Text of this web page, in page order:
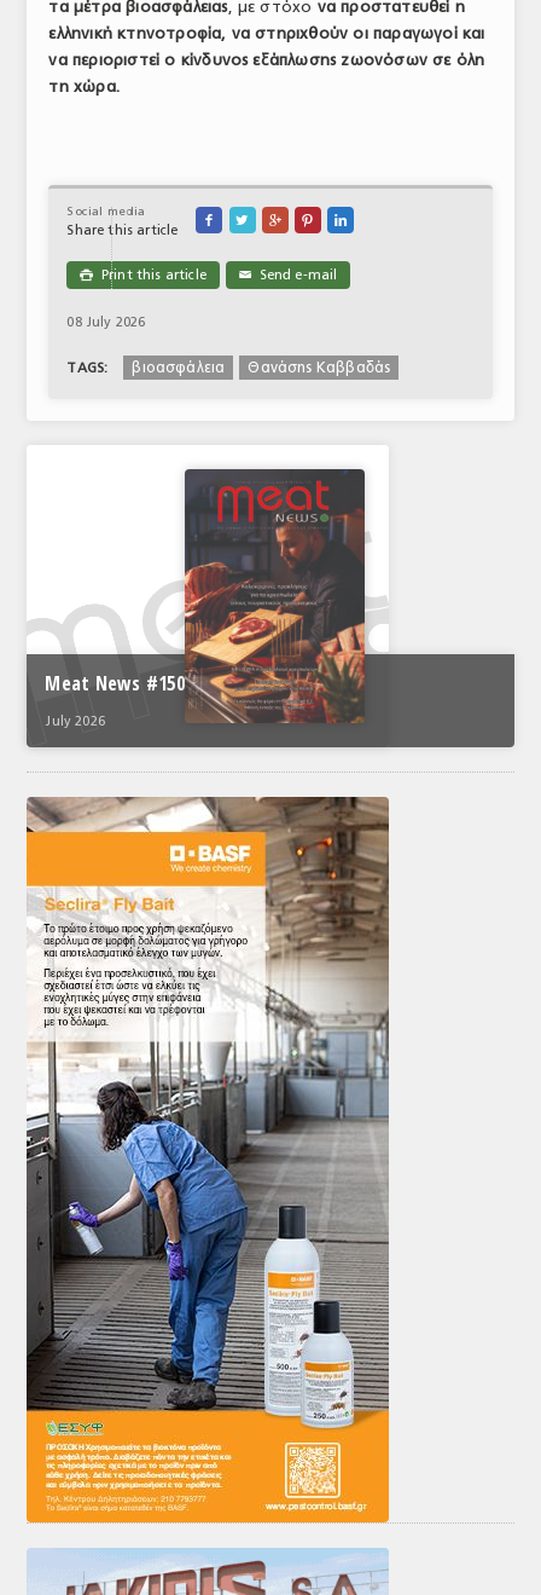
τα μέτρα βιοασφάλειας, με στόχο να προστατευθεί η
ελληνική κτηνοτροφία, να στηριχθούν οι παραγωγοί και
να περιοριστεί ο κίνδυνος εξάπλωσης ζωονόσων σε όλη
τη χώρα.
Social media
Share this article
    
 Print this article ✉ Send e-mail
08 July 2026
TAGS: βιοασφάλεια Θανάσης Καββαδάς
Meat News #150
July 2026